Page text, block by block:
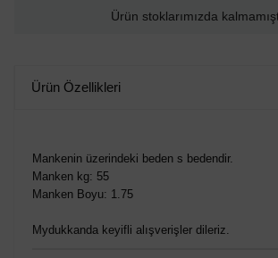
Ürün stoklarımızda
Ürün Özellikleri
Mankenin üzerindeki beden s bedendir.
Manken kg: 55
Manken Boyu: 1.75
Mydukkanda keyifli alışverişler dileriz.